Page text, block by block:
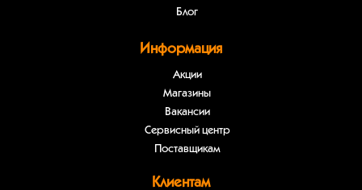
Блог
Информация
Акции
Магазины
Вакансии
Сервисный центр
Поставщикам
Клиентам